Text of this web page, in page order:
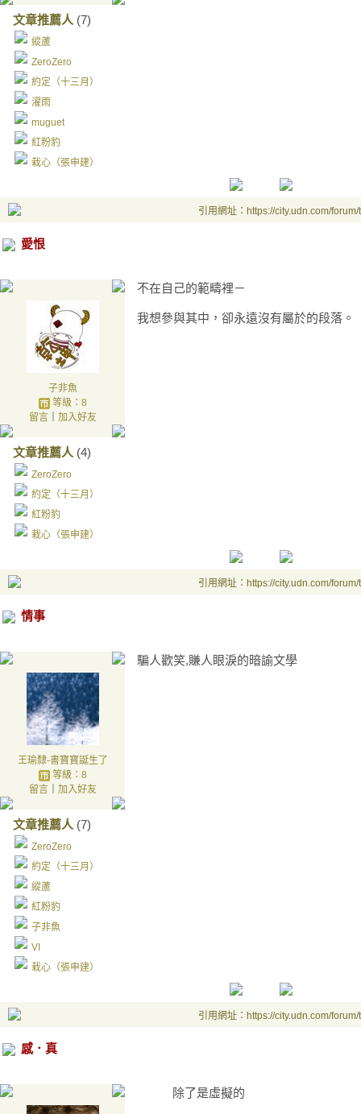
文章推薦人 (7)
縱蘆
ZeroZero
約定（十三月）
濯雨
muguet
紅粉豹
栽心（張申建）
引用網址：https://city.udn.com/
愛恨
子非魚
等級：8
留言｜ 加入好友
文章推薦人 (4)
ZeroZero
約定（十三月）
紅粉豹
栽心（張申建）
不在自己的範疇裡－
我想參與其中，卻永遠沒有屬於的段落。
引用網址：https://city.udn.com/
情事
王瑜隸-書寶寶誕生了
等級：8
留言｜ 加入好友
文章推薦人 (7)
ZeroZero
約定（十三月）
縱蘆
紅粉豹
子非魚
VI
栽心（張申建）
騙人歡笑,賺人眼淚的暗諭文學
引用網址：https://city.udn.com/
感．真
除了是虛擬的